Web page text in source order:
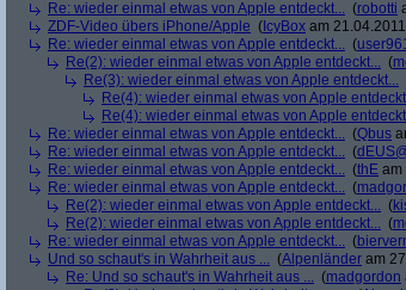
Re: wieder einmal etwas von Apple entdeckt... (robotti
ZDF-Video übers iPhone/Apple ( IcyBox am
Re: wieder einmal etwas von Apple entdeckt... (
Re(2): wieder einmal etwas von Apple entdeckt... (
Re(3): wieder einmal etwas von Apple entdeckt...
Re(4): wieder einmal etwas von Apple
Re(4): wieder einmal etwas von Apple
Re: wieder einmal etwas von Apple entdeckt... (Qbus
Re: wieder einmal etwas von Apple entdeckt... (
Re: wieder einmal etwas von Apple entdeckt... (thE am
Re: wieder einmal etwas von Apple entdeckt... (
Re(2): wieder einmal etwas von Apple entdeckt... (
Re(2): wieder einmal etwas von Apple entdeckt... (
Re: wieder einmal etwas von Apple entdeckt... (
Und so schaut's in Wahrheit aus ... (Alpenländer am
Re: Und so schaut's in Wahrheit aus ... (madgordon